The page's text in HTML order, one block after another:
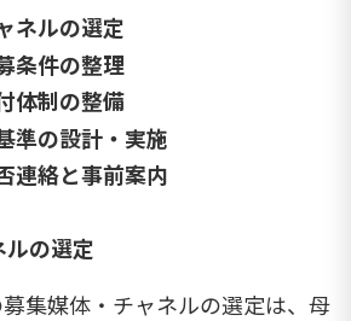
ネルの選定
条件の整理
体制の整備
準の設計・実施
連絡と事前案内
の選定
集媒体・チャネルの選定は、母